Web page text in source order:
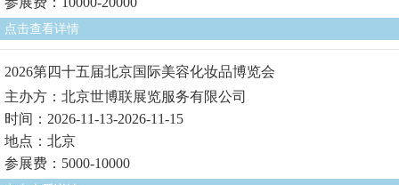
点击查看详情
2026第四十五届北京国际美容化妆品博览会
主办方：北京世博联展览服务有限公司
时间：2026-11-13-2026-11-15
地点：北京
参展费：5000-10000